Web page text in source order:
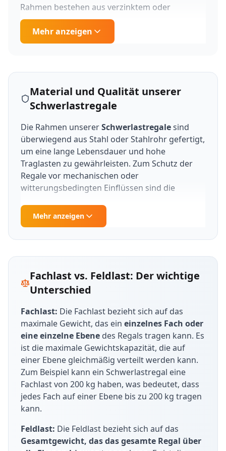
Rahmen bestehen aus verzinktem oder
pulverbeschichtetem Metall. So kann eine hohe
Traglast gewährleistet werden. Zwischen diesen
werden die Träger des Schwerlastregals mit
Fachböden, Tragarme, Gitterkörbe und
Materialkästen.
Schraubregale:Schraubregale sind
Regalsysteme, die aus einzelnen Komponenten
bestehen, die mit Schrauben und Muttern
zusammengehalten werden. Sie bieten eine
flexible und anpassbare Lösung zur
Organisation und Lagerung von Gegenständen
Lagerräumen, Werkstätten oder auch im
häuslichen Bereich. Schraubregale sind eine
Stabilität bieten.
Palettenregale:Ein Palettenregal dient zur
Lagerung von großformatigen, flachen
Glas, aber auch von Formteilen oder
großformatigen Resten.
Weitspannregale:Das Weitspannregal wird vor
allem in Handelslagern eingesetzt.
Kennzeichnend für Weitspannregale sind die
besonders breiten Fachböden, die eine
Lagerung von breiten und sperrigen Gütern
ermöglichen.
Büroregale:Ein Büroregal erleichtert die Suche
nach Akten, Ordnern und Dokumenten. Gerade,
Mehr anzeigen
Material und Qualität unserer
Schwerlastregale
Die Rahmen unsererSchwerlastregalesind
überwiegend aus Stahl oder Stahlrohr gefertigt,
um eine lange Lebensdauer und hohe
Traglasten zu gewährleisten. Zum Schutz der
Regale vor mechanischen oder
witterungsbedingten Einflüssen sind die
pulverbeschichtet oder verzinkt
Alternative werden für Schwerlastregale auch
häufig unter denen der Schwerlastregale liegen.
Materialien wieStahlblech oder Aluminium
Regalsysteme verwendet. Darüber hinaus
bieten wir Ihnen Schwerlastregale mit
Einlegeböden aus Holz oder mit Einlegeböden
aus Kunststoff an. Die
Schubladenausführungen werden dagegen aus
einem Materialmix gefertigt. Am häufigsten
werden jedoch Schwerlastregale mit
Metallböden eingesetzt, da diese die höchsten
Fachlasten aufnehmen können.
Wir bieten IhnenEdelstahlausführungen
sobald Sie Schwerlastregale für besonders
Mehr anzeigen
Fachlast vs. Feldlast: Der wichtige
Unterschied
Fachlast: Die Fachlast bezieht sich auf das
maximale Gewicht, das ein einzelnes Fach oder
eine einzelne Ebene des Regals tragen kann. Es
ist die maximale Gewichtskapazität, die auf
einer Ebene gleichmäßig verteilt werden kann.
Zum Beispiel kann ein Schwerlastregal eine
Fachlast von 200 kg haben, was bedeutet, dass
jedes Fach auf einer Ebene bis zu 200 kg tragen
kann.
Feldlast: Die Feldlast bezieht sich auf das
Gesamtgewicht, das das gesamte Regal über